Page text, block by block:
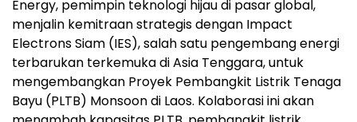
Energy, pemimpin teknologi hijau di pasar global,
menjalin kemitraan strategis dengan Impact
Electrons Siam (IES), salah satu pengembang energi
terbarukan terkemuka di Asia Tenggara, untuk
mengembangkan Proyek Pembangkit Listrik Tenaga
Bayu (PLTB) Monsoon di Laos. Kolaborasi ini akan